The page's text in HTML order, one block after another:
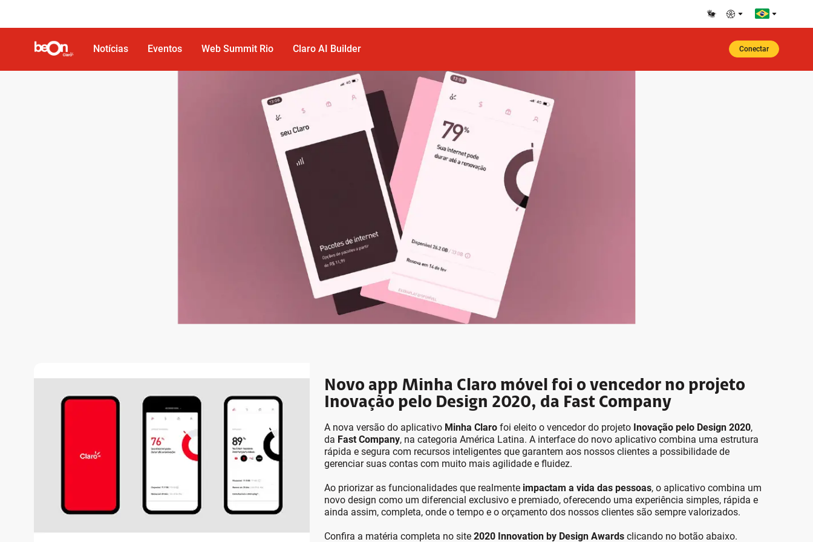
Notícias Eventos Web Summit Rio Claro AI Builder Conectar
Novo app Minha Claro móvel foi o vencedor no projeto Inovação pelo Design 2020, da Fast Company
Novo app Minha Claro móvel foi o vencedor no projeto
Inovação pelo Design 2020, da Fast Company
A nova versão do aplicativo Minha Claro foi eleito o vencedor do projeto Inovação pelo Design 2020,
da Fast Company, na categoria América Latina. A interface do novo aplicativo combina uma estrutura
rápida e segura com recursos inteligentes que garantem aos nossos clientes a possibilidade de
gerenciar suas contas com muito mais agilidade e fluidez.
Ao priorizar as funcionalidades que realmente impactam a vida das pessoas, o aplicativo combina um
novo design como um diferencial exclusivo e premiado, oferecendo uma experiência simples, rápida e
ainda assim, completa, onde o tempo e o orçamento dos nossos clientes são sempre valorizados.
Confira a matéria completa no site 2020 Innovation by Design Awards clicando no botão abaixo.